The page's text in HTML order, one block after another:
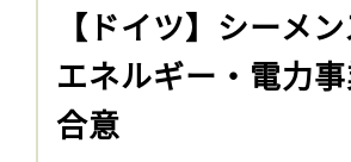
【ドイツ】シーメ
エネルギー・電力
合意